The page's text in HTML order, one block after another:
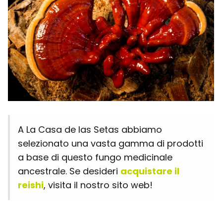
A La Casa de las Setas abbiamo
selezionato una vasta gamma di prodotti
a base di questo fungo medicinale
ancestrale. Se desideri acquistare il
reishi, visita il nostro sito web!